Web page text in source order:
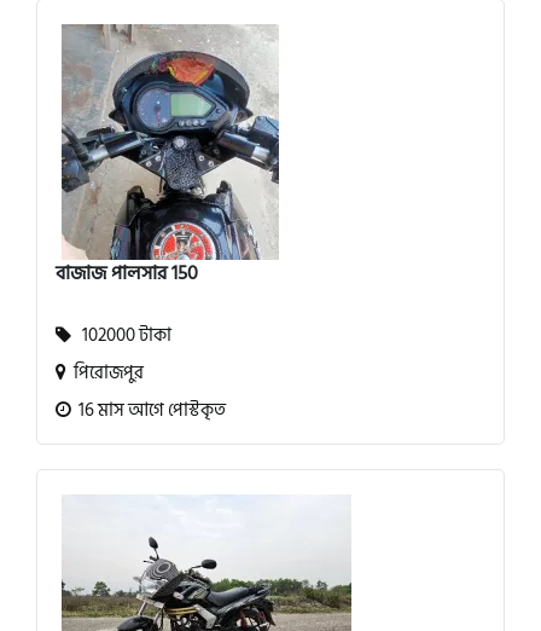
বাজাজ পালসার 150
102000 টাকা
পিরোজপুর
16 মাস আগে পোস্টকৃত